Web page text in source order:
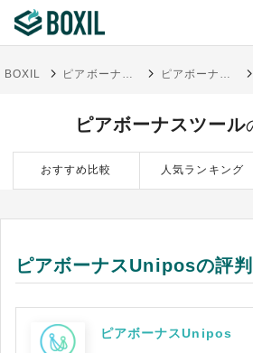
診断から探す(β版)
BOXIL ピアボーナス®とは？新たな成果給のメリット・デメリット | 導入企業事例・ツール ピアボーナスツール
ピアボーナスツール
おすすめ比較 人気ランキング
ピアボーナスUniposの評判
ピアボーナスUnipos